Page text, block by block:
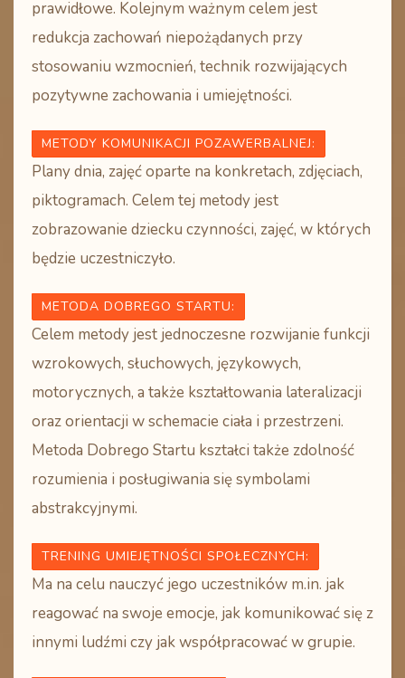
prawidłowe. Kolejnym ważnym celem jest
redukcja zachowań niepożądanych przy
stosowaniu wzmocnień, technik rozwijających
pozytywne zachowania i umiejętności.
METODY KOMUNIKACJI POZAWERBALNEJ:
Plany dnia, zajęć oparte na konkretach, zdjęciach,
piktogramach. Celem tej metody jest
zobrazowanie dziecku czynności, zajęć, w których
będzie uczestniczyło.
METODA DOBREGO STARTU:
Celem metody jest jednoczesne rozwijanie funkcji
wzrokowych, słuchowych, językowych,
motorycznych, a także kształtowania lateralizacji
oraz orientacji w schemacie ciała i przestrzeni.
Metoda Dobrego Startu kształci także zdolność
rozumienia i posługiwania się symbolami
abstrakcyjnymi.
TRENING UMIEJĘTNOŚCI SPOŁECZNYCH:
Ma na celu nauczyć jego uczestników m.in. jak
reagować na swoje emocje, jak komunikować się z
innymi ludźmi czy jak współpracować w grupie.